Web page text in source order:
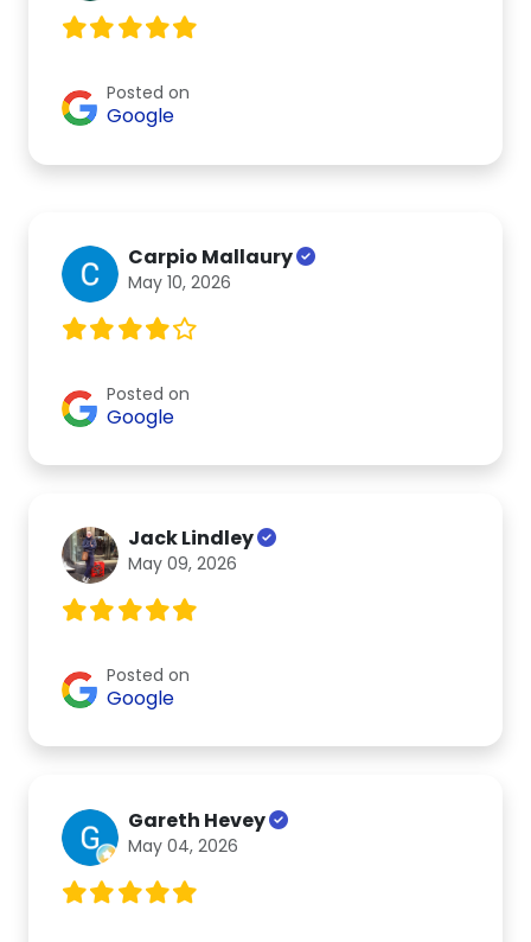
Posted on
Google
Carpio Mallaury
May 10, 2026
Posted on
Google
Jack Lindley
May 09, 2026
Posted on
Google
Gareth Hevey
May 04, 2026